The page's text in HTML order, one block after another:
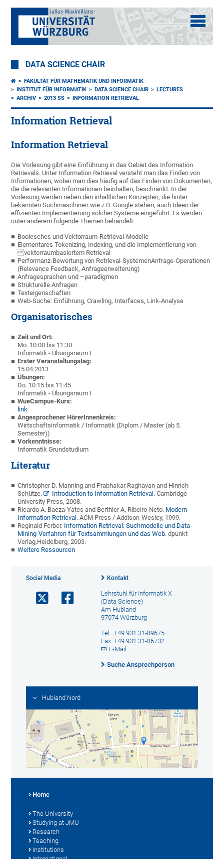
DATA SCIENCE CHAIR
FAKULTÄT FÜR MATHEMATIK UND INFORMATIK
INSTITUT FÜR INFORMATIK
DATA SCIENCE CHAIR
LECTURES
ARCHIV
2013 SS INFORMATION RETRIEVAL
Information Retrieval
Information Retrieval
Die Vorlesung gibt eine Einführung in das Gebiet des Information
Retrievals. Unter Information Retrieval versteht man das Finden von
Informationen, wobei man dies häufig auf das Finden von Dokumenten,
die die relevanten Informationen beinhalten, beschränkt. In der
Vorlesung werden neben den inhaltlichen Konzepten, die hinter
bekannten Suchmaschinen wie z.B. Google stehen, auch Ideen der
effizienten Implementierung solcher Systeme eingeführt. Es werden
unter anderem folgende Themen behandelt:
Boolesches und Vektorraum-Retrieval-Modelle
Elementares Tokenizing, Indexing, und die Implementierung von
vektorraumbasiertem Retrieval
Performanz-Bewertung von Retrieval-SystemenAnfrage-Operationen
(Relevance Feedback, Anfrageerweiterung)
Anfragesprachen und –paradigmen
Strukturelle Anfragen
Texteigenschaften
Web-Suche: Einführung, Crawling, Interfaces, Link-Analyse
Organisatorisches
Zeit und Ort:
Mo. 10:00 bis 11:30
Informatik - Übungsraum I
Erster Veranstaltungstag:
15.04.2013
Übungen:
Do. 10:15 bis 11:45
Informatik - Übungsraum I
WueCampus-Kurs:
link
Angesprochener HörerInnenkreis:
Wirtschaftsinformatik / Informatik (Diplom / Master (ab 5.
Semester))
Vorkenntnisse:
Informatik Grundstudium
Literatur
Christopher D. Manning and Prabhakar Raghavan and Hinrich
Schütze.
Introduction to Information Retrieval . Cambridge
University Press, 2008.
Ricardo A. Baeza-Yates and Berthier A. Ribeiro-Neto. Modern
Information Retrieval . ACM Press / Addison-Wesley, 1999.
Reginald Ferber. Information Retrieval: Suchmodelle und Data-
Mining-Verfahren für Textsammlungen und das Web. dpunkt
Verlag,Heidelberg, 2003.
Weitere Ressourcen
Social Media Kontakt
Lehrstuhl für Informatik X
(Data Science)
Am Hubland
97074 Würzburg
Tel.: +49 931 31-89675
Fax: +49 931 31-86732
E-Mail
Suche Ansprechperson
Hubland Nord
Home
The University
Studying at JMU
Research
Teaching
Institutions